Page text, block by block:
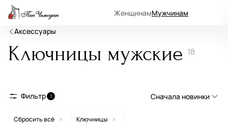
ЖенщинамМужчинам
Аксессуары
Ключницы мужские 18
Фильтр 1 Сначала новинки
Сбросить всё Ключницы